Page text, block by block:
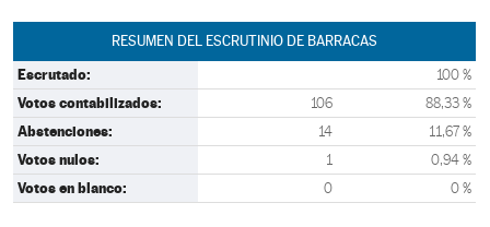
RESUMEN DEL ESCRUTINIO DE BARRACAS
Escrutado: 100 %
Votos contabilizados: 106 88,33 %
Abstenciones: 14 11,67 %
Votos nulos: 1 0,94 %
Votos en blanco: 0 0 %